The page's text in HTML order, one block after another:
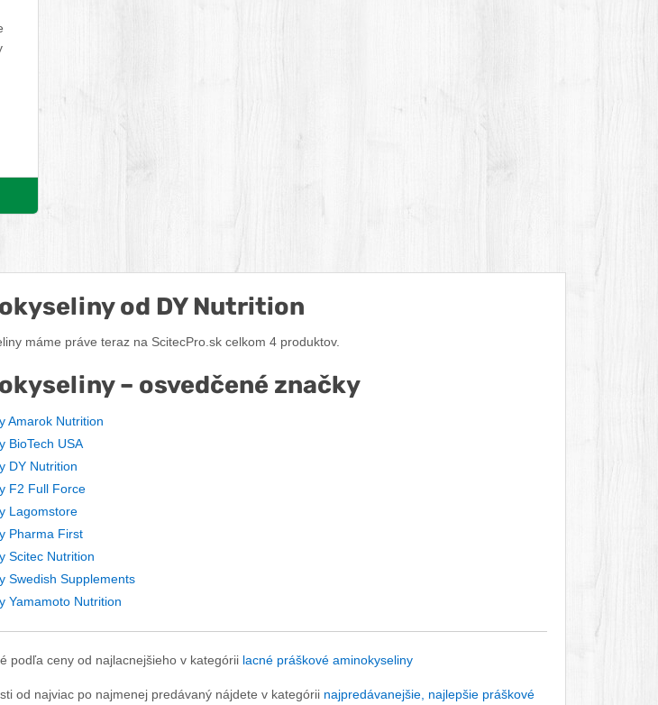
od DY Nutrition
máme práve teraz na ScitecPro.sk celkom 4 produktov.
– osvedčené značky
Amarok Nutrition
BioTech USA
DY Nutrition
F2 Full Force
Lagomstore
Pharma First
Scitec Nutrition
Swedish Supplements
Yamamoto Nutrition
podľa ceny od najlacnejšieho v kategórii lacné práškové aminokyseliny
od najviac po najmenej predávaný nájdete v kategórii najpredávanejšie, najlepšie práškové